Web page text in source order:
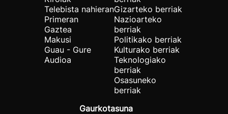
Telebista nahieran
Primeran
Gaztea
Makusi
Guau - Gure
Audioa
Gizarteko berriak
Nazioarteko
berriak
Politikako berriak
Kulturako berriak
Teknologiako
berriak
Osasuneko
berriak
Gaurkotasuna